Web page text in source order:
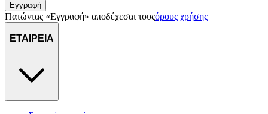
Εγγραφή
Πατώντας «Εγγραφή» αποδέχεσαι τουςόρους χρήσης
ΕΤΑΙΡΕΙΑ